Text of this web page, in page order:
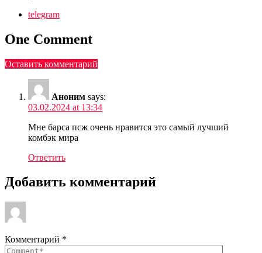
telegram
One Comment
Оставить комментарий
Аноним says:
03.02.2024 at 13:34
Мне барса псж очень нравится это самый лучший
комбэк мира
Ответить
Добавить комментарий
Комментарий *